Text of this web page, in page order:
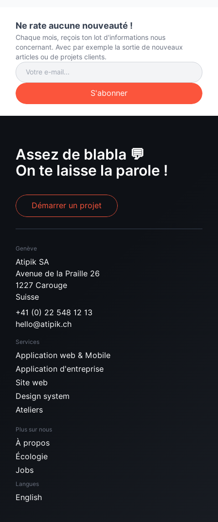
Ne rate aucune nouveauté !
Chaque mois, reçois ton lot d'informations nous
concernant. Avec par exemple la sortie de nouveaux
articles ou de projets clients.
S'abonner
Assez de blabla 💬
On te laisse la parole !
Démarrer un projet
Genève
Atipik SA
Avenue de la Praille 26
1227 Carouge
Suisse
+41 (0) 22 548 12 13
hello@atipik.ch
Services
Application web & Mobile
Application d'entreprise
Site web
Design system
Ateliers
Plus sur nous
À propos
Écologie
Jobs
Langues
English